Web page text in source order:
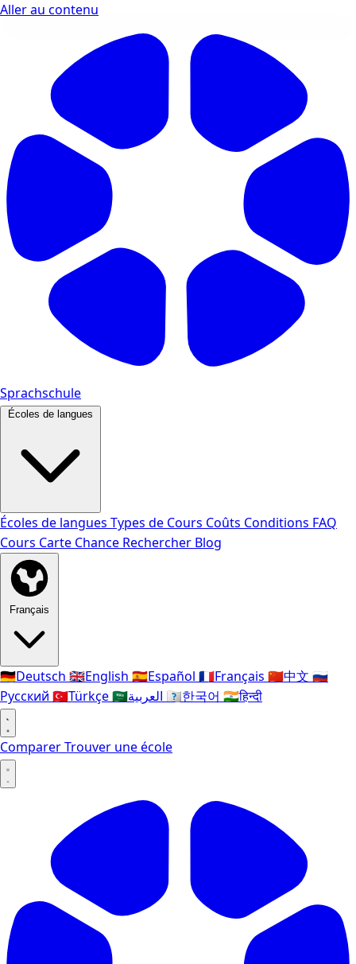
Aller au contenu
Sprachschule
Écoles de langues
Écoles de langues Types de Cours Coûts Conditions FAQ
Cours Carte Chance Rechercher Blog
Français
🇩🇪Deutsch 🇬🇧English 🇪🇸Español 🇫🇷Français 🇨🇳中文 🇷🇺
Русский 🇹🇷Türkçe🇸🇦 🇰🇷한국어 🇮🇳हिन्दी
ComparerTrouver une école